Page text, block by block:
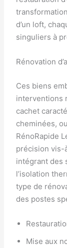
d’un loft,
singuliers à
Rénovation
Ces biens
interventions
cachet
cheminées,
RénoRapide
précision vis-
intégrant des
l’isolation
type de
des postes
Mise aux